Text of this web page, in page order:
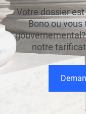
Votre dossier
Bono ou
notre